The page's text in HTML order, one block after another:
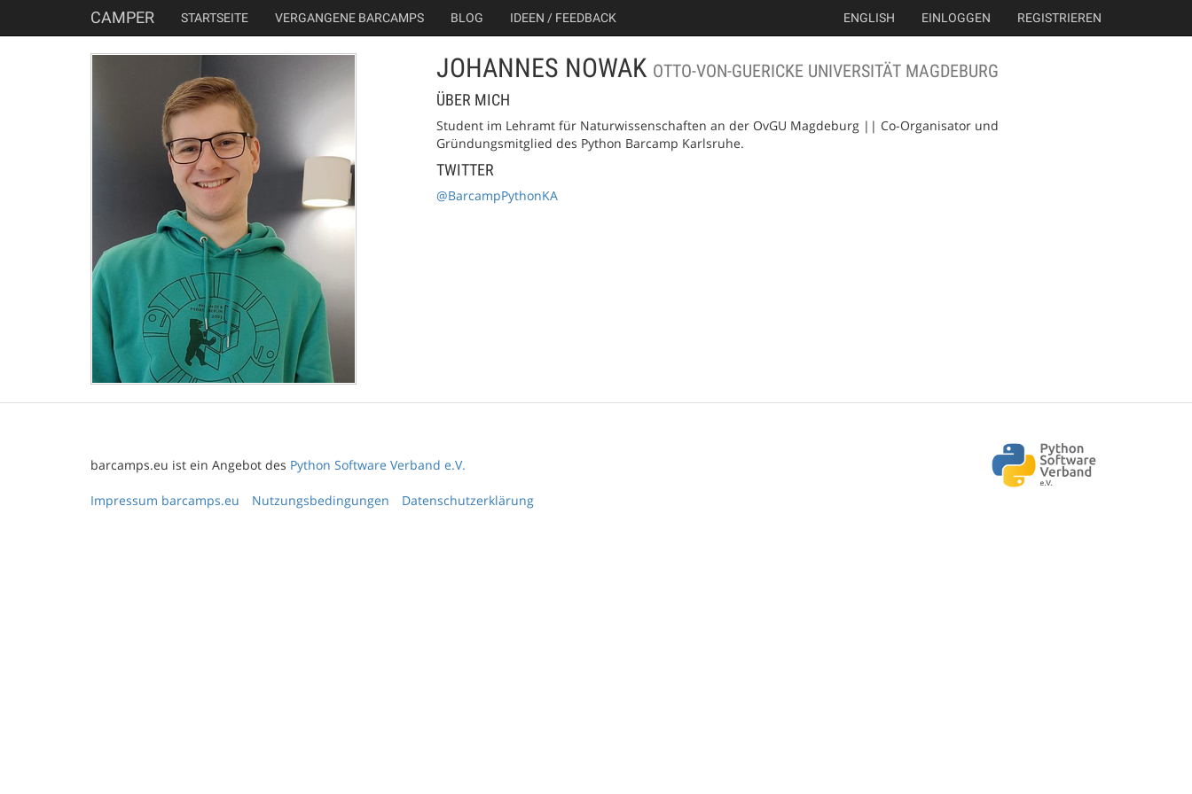
CAMPER STARTSEITE VERGANGENE BARCAMPS BLOG IDEEN / FEEDBACK ENGLISH EINLOGGEN REGISTRIEREN
JOHANNES NOWAK OTTO-VON-GUERICKE UNIVERSITÄT MAGDEBURG
ÜBER MICH
Student im Lehramt für Naturwissenschaften an der OvGU Magdeburg || Co-Organisator und
Gründungsmitglied des Python Barcamp Karlsruhe.
TWITTER
@BarcampPythonKA
barcamps.eu ist ein Angebot des Python Software Verband e.V.
Impressum barcamps.eu Nutzungsbedingungen Datenschutzerklärung